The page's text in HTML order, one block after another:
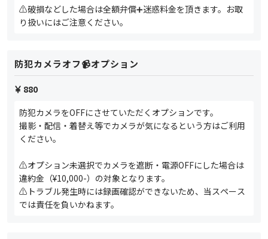
⚠️破損などした場合は全額弁償➕迷惑料金を頂きます。お取
り扱いにはご注意ください。
防犯カメラオフ📹オプション
880
防犯カメラをOFFにさせていただくオプションです。
撮影・配信・着替え等でカメラが気になるという方はご利用
ください。
⚠️オプション未選択でカメラを遮断・電源OFFにした場合は
違約金（¥10,000-）の対象となります。
⚠️トラブル発生時には録画確認ができないため、当スペース
では責任を負いかねます。